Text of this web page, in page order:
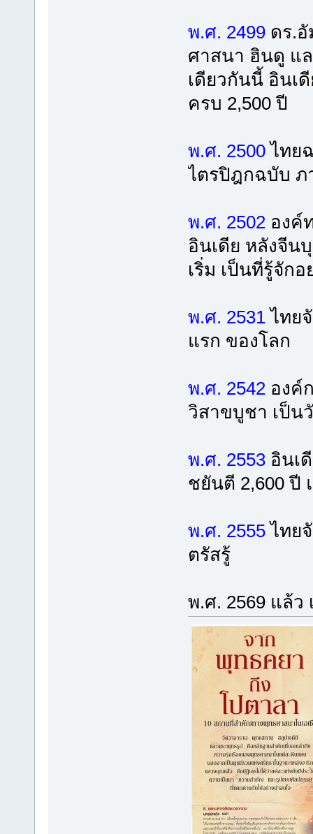
พ.ศ. 2499ดร.อั
ศาสนา ฮินดู แ
เดียวกันนี้ อินเ
ครบ 2,500 ปี
พ.ศ. 2500ไทย
ไตรปิฎกฉบับ
พ.ศ. 2502องค์ท
อินเดีย หลังจีน
เริ่ม เป็นที่รู้จัก
พ.ศ. 2531ไทย
แรก ของโลก
พ.ศ. 2542องค์
วิสาขบูชา เป็น
พ.ศ. 2553อินเ
ชยันตี 2,600 ปี
พ.ศ. 2555ไทย
ตรัสรู้
พ.ศ. 2569 แล้ว